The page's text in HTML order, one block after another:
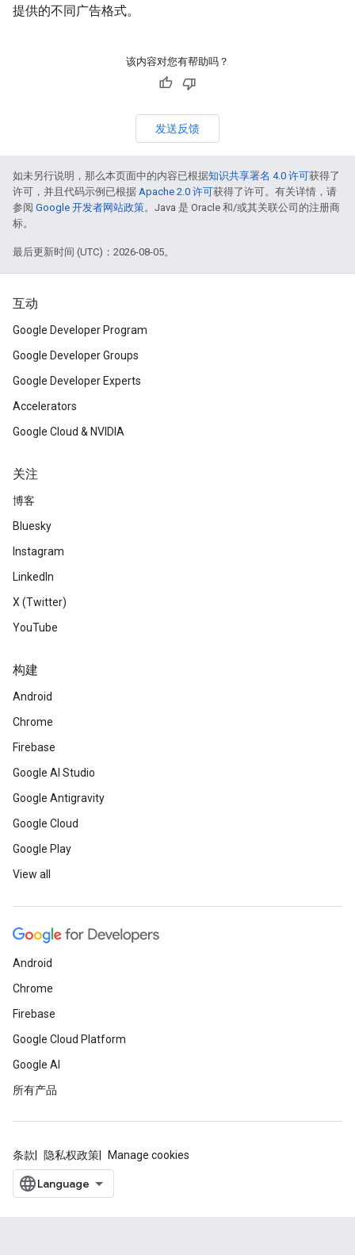
提供的不同广告格式。
该内容对您有帮助吗？
发送反馈
如未另行说明，那么本页面中的内容已根据知识共享署名 4.0 许可获得了
许可，并且代码示例已根据 Apache 2.0 许可获得了许可。有关详情，请
参阅 Google 开发者网站政策。Java 是 Oracle 和/或其关联公司的注册商
标。
最后更新时间 (UTC)：2026-08-05。
互动
Google Developer Program
Google Developer Groups
Google Developer Experts
Accelerators
Google Cloud & NVIDIA
关注
博客
Bluesky
Instagram
LinkedIn
X (Twitter)
YouTube
构建
Android
Chrome
Firebase
Google AI Studio
Google Antigravity
Google Cloud
Google Play
View all
Android
Chrome
Firebase
Google Cloud Platform
Google AI
所有产品
条款 隐私权政策 Manage cookies